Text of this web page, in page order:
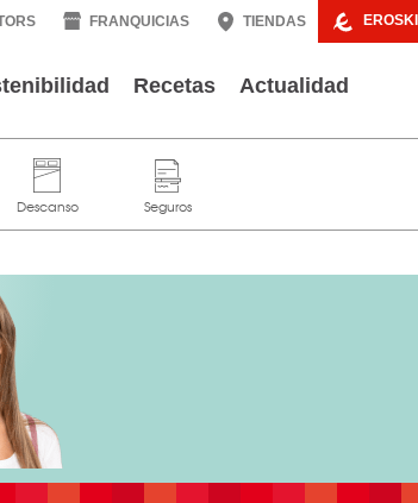
FRANQUICIAS TIENDAS
Recetas Actualidad